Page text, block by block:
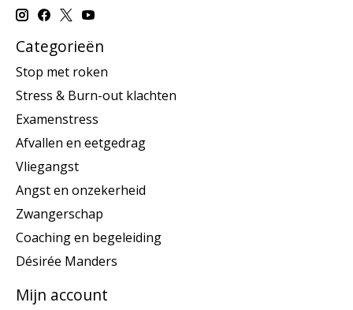
Categorieën
Stop met roken
Stress & Burn-out klachten
Examenstress
Afvallen en eetgedrag
Vliegangst
Angst en onzekerheid
Zwangerschap
Coaching en begeleiding
Désirée Manders
Mijn account